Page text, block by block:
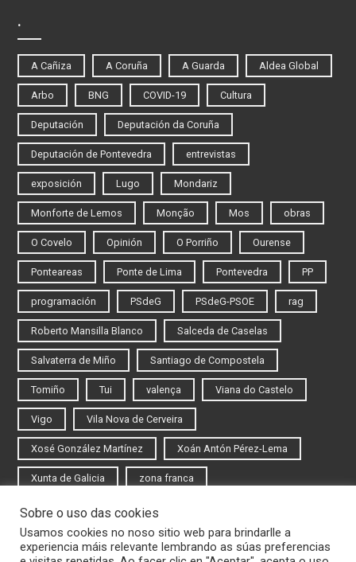
.
A Cañiza A Coruña A Guarda Aldea Global
Arbo BNG COVID-19 Cultura
Deputación Deputación da Coruña
Deputación de Pontevedra entrevistas
exposición Lugo Mondariz
Monforte de Lemos Monção Mos obras
O Covelo Opinión O Porriño Ourense
Ponteareas Ponte de Lima Pontevedra PP
programación PSdeG PSdeG-PSOE rag
Roberto Mansilla Blanco Salceda de Caselas
Salvaterra de Miño Santiago de Compostela
Tomiño Tui valença Viana do Castelo
Vigo Vila Nova de Cerveira
Xosé González Martínez Xoán Antón Pérez-Lema
Xunta de Galicia zona franca
Iniciar sesión
Rexistrarse
Sobre o uso das cookies
Usamos cookies no noso sitio web para brindarlle a
experiencia máis relevante lembrando as súas preferencias